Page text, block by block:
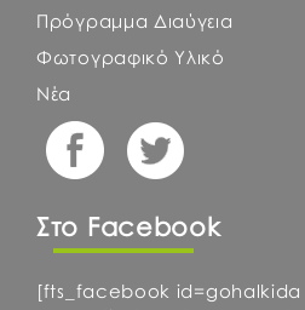
Πρόγραμμα Διαύγεια
Φωτογραφικό Υλικό
Νέα
Στο Facebook
[fts_facebook id=gohalkida